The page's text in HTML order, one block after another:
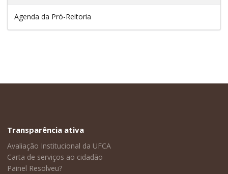
Agenda da Pró-Reitoria
Transparência ativa
Avaliação Institucional da UFCA
Carta de serviços ao cidadão
Painel Resolveu?